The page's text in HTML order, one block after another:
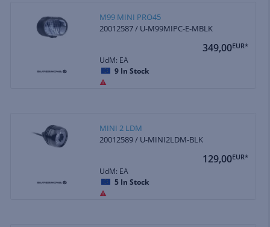
M99 MINI PRO45
20012587 / U-M99MIPC-E-MBLK
349,00EUR*
UdM: EA
9 In Stock
MINI 2 LDM
20012589 / U-MINI2LDM-BLK
129,00EUR*
UdM: EA
5 In Stock